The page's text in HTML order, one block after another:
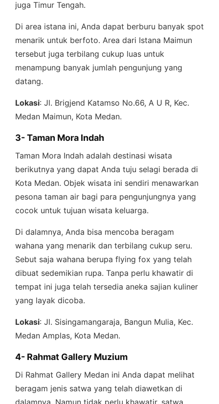
juga Timur Tengah.
Di area istana ini, Anda dapat berburu banyak spot
menarik untuk berfoto. Area dari Istana Maimun
tersebut juga terbilang cukup luas untuk
menampung banyak jumlah pengunjung yang
datang.
Lokasi: Jl. Brigjend Katamso No.66, A U R, Kec.
Medan Maimun, Kota Medan.
3- Taman Mora Indah
Taman Mora Indah adalah destinasi wisata
berikutnya yang dapat Anda tuju selagi berada di
Kota Medan. Objek wisata ini sendiri menawarkan
pesona taman air bagi para pengunjungnya yang
cocok untuk tujuan wisata keluarga.
Di dalamnya, Anda bisa mencoba beragam
wahana yang menarik dan terbilang cukup seru.
Sebut saja wahana berupa flying fox yang telah
dibuat sedemikian rupa. Tanpa perlu khawatir di
tempat ini juga telah tersedia aneka sajian kuliner
yang layak dicoba.
Lokasi: Jl. Sisingamangaraja, Bangun Mulia, Kec.
Medan Amplas, Kota Medan.
4- Rahmat Gallery Muzium
Di Rahmat Gallery Medan ini Anda dapat melihat
beragam jenis satwa yang telah diawetkan di